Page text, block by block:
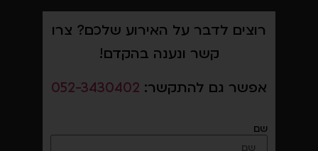
רוצים לדבר על האירוע שלכם? צרו
קשר ונענה בהקדם!
אפשר גם להתקשר: 052-3430402
שם